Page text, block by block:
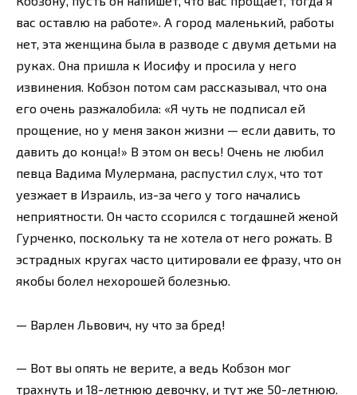
вас оставлю на работе». А город маленький, работы
нет, эта женщина была в разводе с двумя детьми на
руках. Она пришла к Иосифу и просила у него
извинения. Кобзон потом сам рассказывал, что она
его очень разжалобила: «Я чуть не подписал ей
прощение, но у меня закон жизни — если давить, то
давить до конца!» В этом он весь! Очень не любил
певца Вадима Мулермана, распустил слух, что тот
уезжает в Израиль, из-за чего у того начались
неприятности. Он часто ссорился с тогдашней женой
Гурченко, поскольку та не хотела от него рожать. В
эстрадных кругах часто цитировали ее фразу, что он
якобы болел нехорошей болезнью.
— Варлен Львович, ну что за бред!
— Вот вы опять не верите, а ведь Кобзон мог
трахнуть и 18-летнюю девочку, и тут же 50-летнюю.